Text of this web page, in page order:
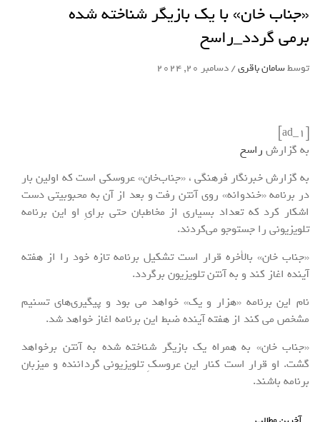
«جناب خان» با یک بازیگر شناخته شده
برمی گردد_راسخ
توسطسامان باقری/دسامبر 20, 2024
[ad_1]
به گزارش راسخ
به گزارش خبرنگار فرهنگی ، «جناب‌خان» عروسکی است که اولین بار
در برنامه «خندوانه» روی آنتن رفت و بعد از آن به محبوبیتی دست
اشکار کرد که تعداد بسیاری از مخاطبان حتی برایِ او این برنامه
تلویزیونی را جستوجو می‌کردند.
«جناب خان» بالأخره قرار است تشکیل برنامه تازه خود را از هفته
آینده اغاز کند و به آنتن تلویزیون برگردد.
نام این برنامه «هزار و یک» خواهد می بود و پیگیری‌های تسنیم
مشخص می کند از هفته آینده ضبط این برنامه اغاز خواهد شد.
«جناب خان» به همراه یک بازیگر شناخته شده به آنتن برخواهد
گشت. او قرار است کنار این عروسکِ تلویزیونی گرداننده و میزبان
برنامه باشند.